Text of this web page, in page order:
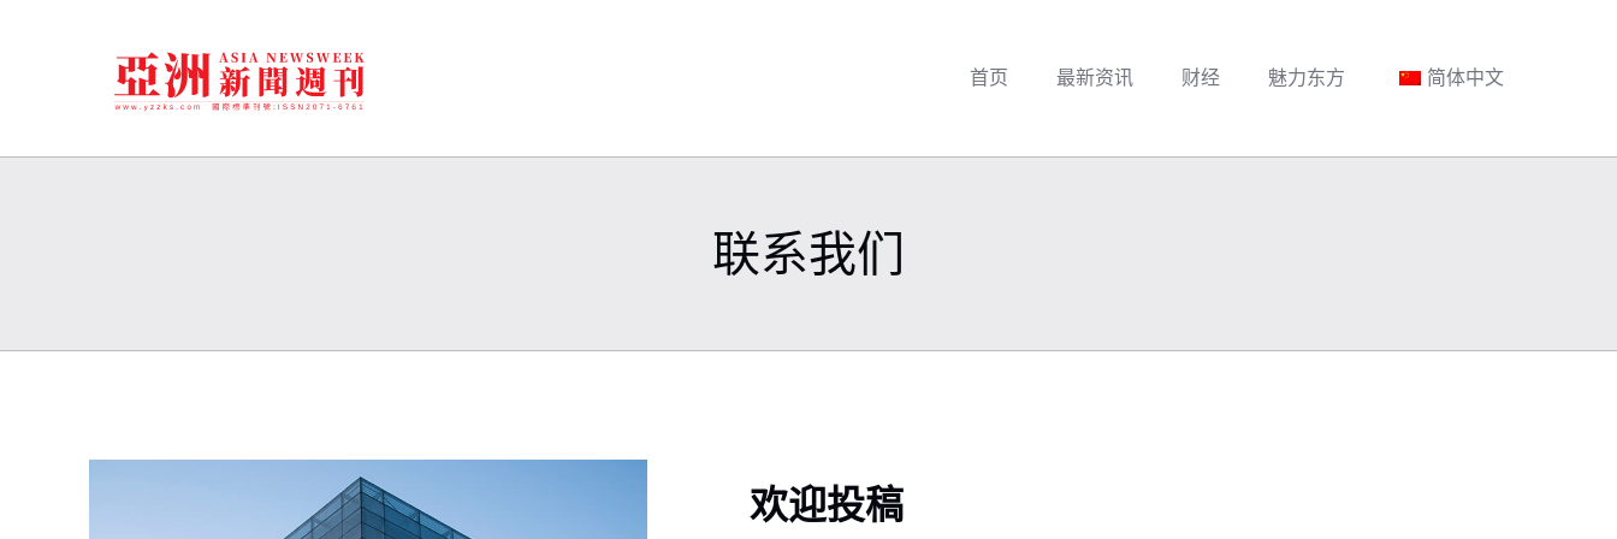
首页 最新资讯 财经 魅力东方 简体中文
联系我们
欢迎投稿